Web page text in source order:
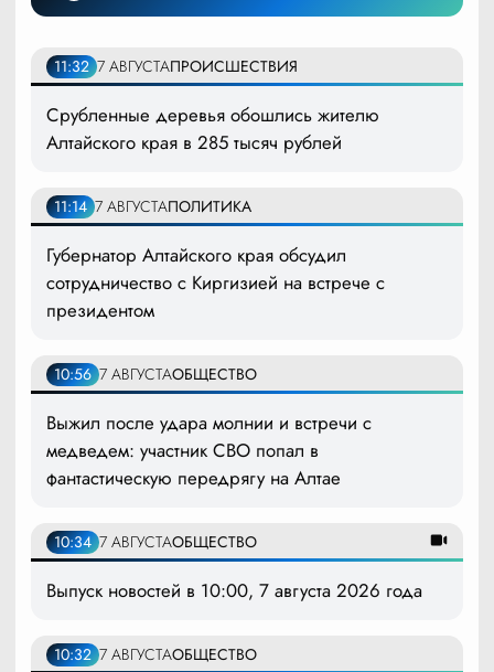
11:32 7 АВГУСТАПРОИСШЕСТВИЯ
Срубленные деревья обошлись жителю
Алтайского края в 285 тысяч рублей
11:14 7 АВГУСТАПОЛИТИКА
Губернатор Алтайского края обсудил
сотрудничество с Киргизией на встрече с
президентом
10:56 7 АВГУСТАОБЩЕСТВО
Выжил после удара молнии и встречи с
медведем: участник СВО попал в
фантастическую передрягу на Алтае
10:34 7 АВГУСТАОБЩЕСТВО
Выпуск новостей в 10:00, 7 августа 2026 года
10:32 7 АВГУСТАОБЩЕСТВО